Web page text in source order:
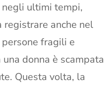
ultimi tempi,
registrare anche nel
fragili e
donna è scampata
Questa volta, la